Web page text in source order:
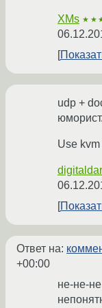
XMs
udp +
юморист.
Use kvm
Ответ на:
+00:00
не-не-